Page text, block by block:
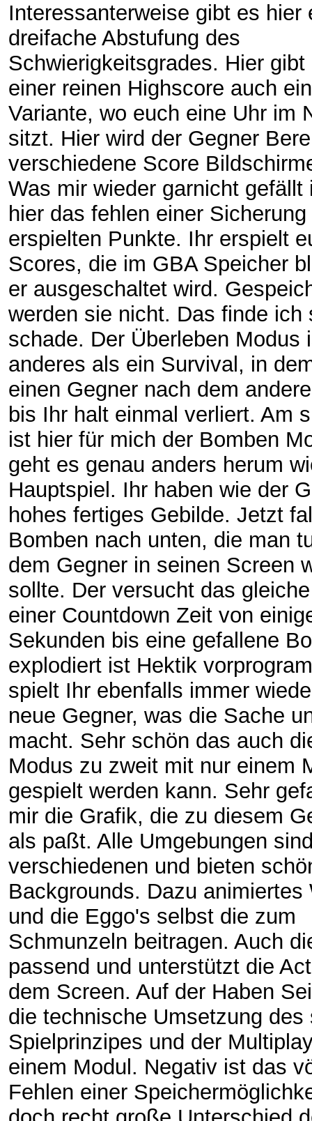
Interessanterweise gibt es hier
dreifache Abstufung des
Schwierigkeitsgrades. Hier gibt
einer reinen Highscore auch
Variante, wo euch eine Uhr im
sitzt. Hier wird der Gegner
verschiedene Score
Was mir wieder garnicht gefällt
hier das fehlen einer
erspielten Punkte. Ihr erspielt
Scores, die im GBA Speicher
er ausgeschaltet wird.
werden sie nicht. Das finde ich
schade. Der Überleben Modus
anderes als ein Survival, in
einen Gegner nach dem
bis Ihr halt einmal verliert. Am
ist hier für mich der Bomben
geht es genau anders herum
Hauptspiel. Ihr haben wie der
hohes fertiges Gebilde. Jetzt
Bomben nach unten, die man
dem Gegner in seinen Screen
sollte. Der versucht das
einer Countdown Zeit von
Sekunden bis eine gefallene
explodiert ist Hektik
spielt Ihr ebenfalls immer
neue Gegner, was die Sache
macht. Sehr schön das auch
Modus zu zweit mit nur einem
gespielt werden kann. Sehr
mir die Grafik, die zu diesem
als paßt. Alle Umgebungen
verschiedenen und bieten
Backgrounds. Dazu animiertes
und die Eggo's selbst die zum
Schmunzeln beitragen. Auch
passend und unterstützt die
dem Screen. Auf der Haben
die technische Umsetzung des
Spielprinzipes und der
einem Modul. Negativ ist das
Fehlen einer